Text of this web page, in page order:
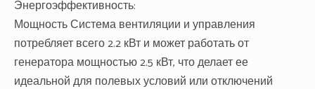
Энергоэффективность:
Мощность Система вентиляции и управления
потребляет всего 2.2 кВт и может работать от
генератора мощностью 2.5 кВт, что делает ее
идеальной для полевых условий или отключений